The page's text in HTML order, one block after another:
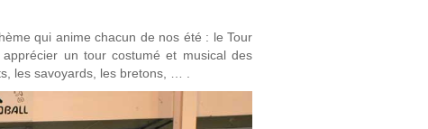
qui anime chacun de nos été : le Tour
un tour costumé et musical des
les savoyards, les bretons, … .